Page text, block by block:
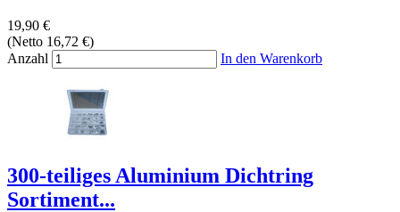
19,90 €
(Netto 16,72 €)
Anzahl
In den Warenkorb
300-teiliges Aluminium Dichtring
Sortiment...